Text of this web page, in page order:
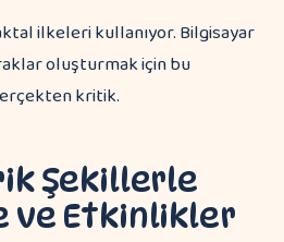
ilkeleri kullanıyor. Bilgisayar
oluşturmak için bu
kritik.
Şekillerle
ve Etkinlikler